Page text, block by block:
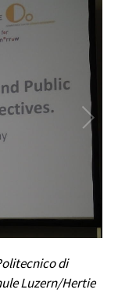
di
Luzern/Hertie